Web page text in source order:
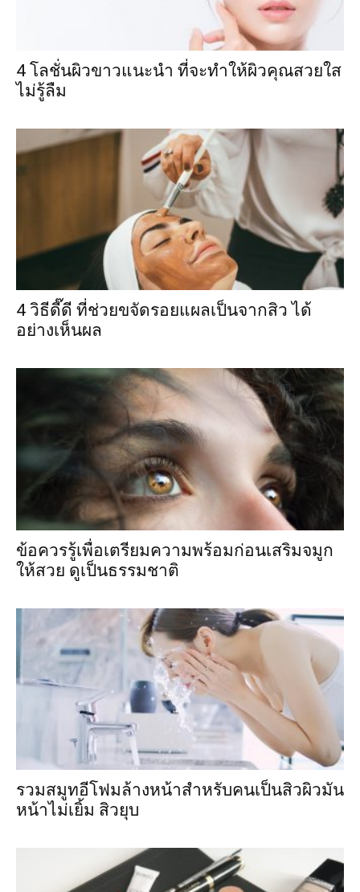
4 โลชั่นผิวขาวแนะนำ ที่จะทำให้ผิวคุณสวยใส
ไม่รู้ลืม
4 วิธีดี๊ดี ที่ช่วยขจัดรอยแผลเป็นจากสิว ได้
อย่างเห็นผล
ข้อควรรู้เพื่อเตรียมความพร้อมก่อนเสริมจมูก
ให้สวย ดูเป็นธรรมชาติ
รวมสมูทอีโฟมล้างหน้าสำหรับคนเป็นสิวผิวมัน
หน้าไม่เยิ้ม สิวยุบ